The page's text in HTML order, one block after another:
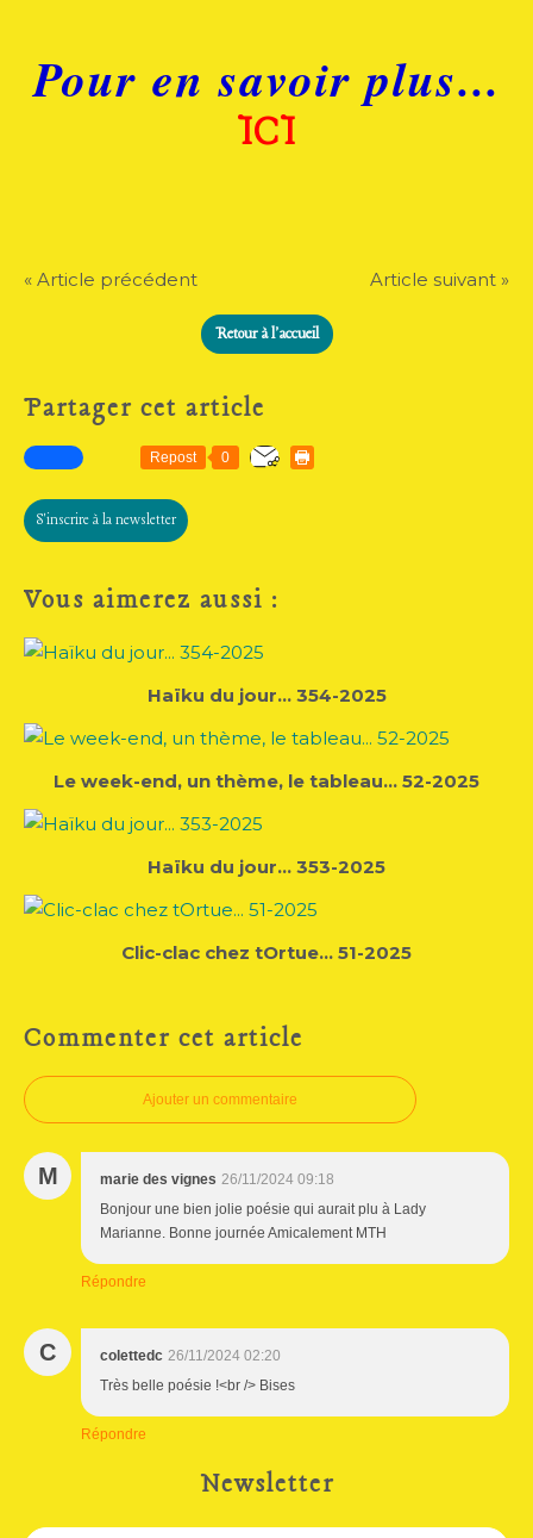
Pour en savoir plus...
ICI
« Article précédent Article suivant »
Retour à l'accueil
Partager cet article
Repost 0
S'inscrire à la newsletter
Vous aimerez aussi :
Haïku du jour... 354-2025
Le week-end, un thème, le tableau... 52-2025
Haïku du jour... 353-2025
Clic-clac chez tOrtue... 51-2025
Commenter cet article
Ajouter un commentaire
M marie des vignes 26/11/2024 09:18
Bonjour une bien jolie poésie qui aurait plu à Lady
Marianne. Bonne journée Amicalement MTH
Répondre
C colettedc 26/11/2024 02:20
Très belle poésie !<br /> Bises
Répondre
Newsletter